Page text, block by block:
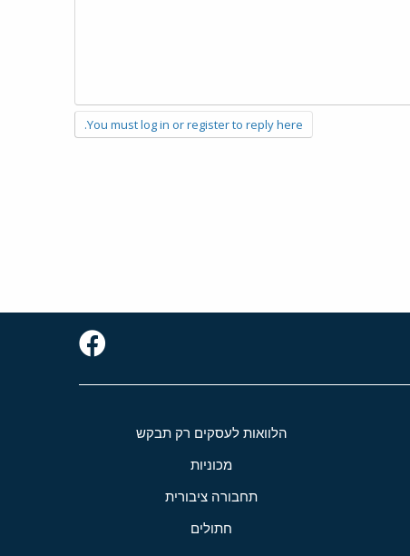
You must log in or register to reply here.
הלוואות לעסקים רק תבקש
מכוניות
תחבורה ציבורית
חתולים